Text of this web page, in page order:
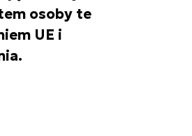
osoby te
UE i